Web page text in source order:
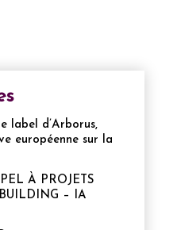
label d’Arborus,
européenne sur la
À PROJETS
– IA